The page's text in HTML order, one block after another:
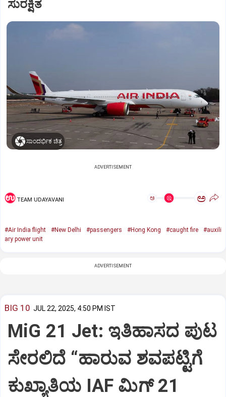
ಸುರಕ್ಷಿತ
ಸಾಂದರ್ಭಿಕ ಚಿತ್ರ
ADVERTISEMENT
TEAM UDAYAVANI ಅ ಅ
#Air India flight #New Delhi #passengers #Hong Kong #caught fire
#auxili
ary power unit
ADVERTISEMENT
BIG 10 JUL 22, 2025, 4:50 PM IST
MiG 21 Jet: ಇತಿಹಾಸದ ಪುಟ
ಸೇರಲಿದೆ “ಹಾರುವ ಶವಪಟ್ಟಿಗೆ
ಕುಖ್ಯಾತಿಯ IAF ಮಿಗ್‌ 21